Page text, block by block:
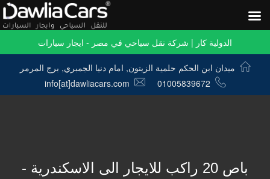
الدولية كار | شركة نقل سياحي في مصر - ايجار سيارات
ميدان ابن الحكم حلمية الزيتون, امام دنيا الجمبري, برج المرمر
01005839672
info[at]dawliacars.com
باص 20 راكب للايجار الى الاسكندرية -